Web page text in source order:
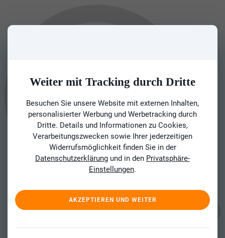
Weiter mit Tracking durch Dritte
Besuchen Sie unsere Website mit externen Inhalten,
personalisierter Werbung und Werbetracking durch
Dritte. Details und Informationen zu Cookies,
Verarbeitungszwecken sowie Ihrer jederzeitigen
Widerrufsmöglichkeit finden Sie in der
Datenschutzerklärung und in den Privatsphäre-
Einstellungen.
AKZEPTIEREN UND WEITER